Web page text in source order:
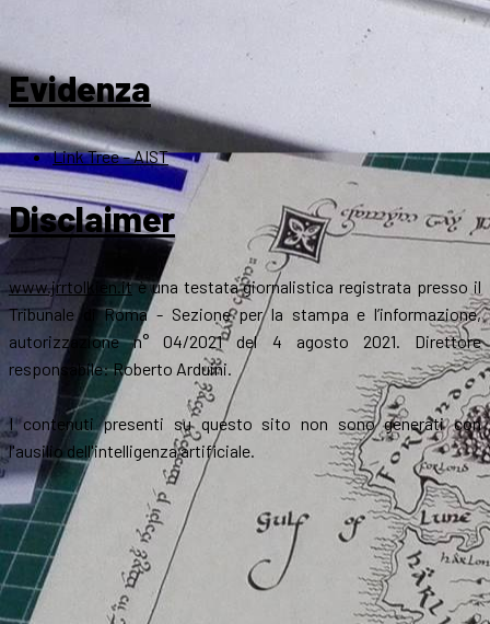
Evidenza
Link Tree – AIST
Disclaimer
www.jrrtolkien.itè una testata giornalistica registrata presso il
Tribunale di Roma - Sezione per la stampa e l’informazione,
autorizzazione n° 04/2021 del 4 agosto 2021. Direttore
responsabile: Roberto Arduini.
I contenuti presenti su questo sito non sono generati con
l'ausilio dell'intelligenza artificiale.